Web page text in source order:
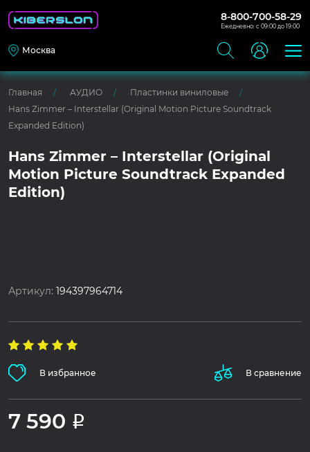
8-800-700-58-29
Ежедневно: с 09:00 до 19:00
Москва
Главная АУДИО
Пластинки виниловые
Hans Zimmer – Interstellar (Original Motion Picture Soundtrack
Expanded Edition)
Hans Zimmer – Interstellar (Original
Motion Picture Soundtrack Expanded
Edition)
Артикул:194397964714
В избранное В сравнение
7 590 Р